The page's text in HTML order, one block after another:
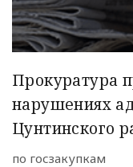
Прокуратура
нарушениях
Цунтинского
по госзакупкам